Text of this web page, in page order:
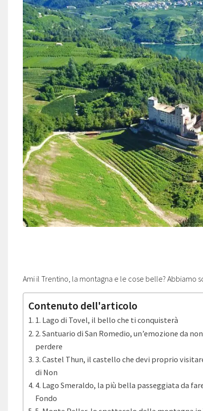
Ami il Trentino, la montagna e le cose belle? Abbiamo
Contenuto dell'articolo
1. Lago di Tovel, il bello che ti conquisterà
2. Santuario di San Romedio, un’emozione da non
perdere
3. Castel Thun, il castello che devi proprio
di Non
4. Lago Smeraldo, la più bella passeggiata da
Fondo